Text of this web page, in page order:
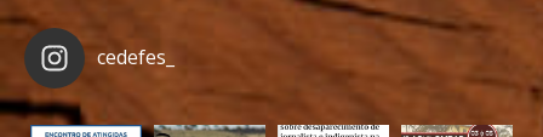
cedefes_